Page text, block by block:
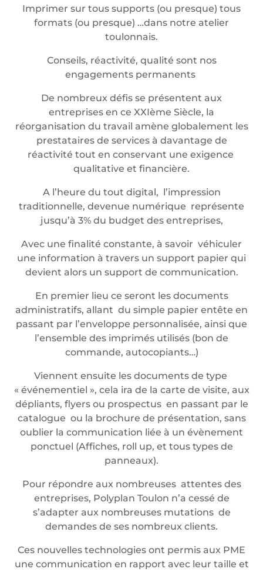
Imprimer sur tous supports (ou presque) tous
formats (ou presque) …dans notre atelier
toulonnais.
Conseils, réactivité, qualité sont nos
engagements permanents
De nombreux défis se présentent aux
entreprises en ce XXIème Siècle, la
réorganisation du travail amène globalement les
prestataires de services à davantage de
réactivité tout en conservant une exigence
qualitative et financière.
A l’heure du tout digital, l’impression
traditionnelle, devenue numérique représente
jusqu’à 3% du budget des entreprises,
Avec une finalité constante, à savoir véhiculer
une information à travers un support papier qui
devient alors un support de communication.
En premier lieu ce seront les documents
administratifs, allant du simple papier entête en
passant par l’enveloppe personnalisée, ainsi que
l’ensemble des imprimés utilisés (bon de
commande, autocopiants…)
Viennent ensuite les documents de type
« événementiel », cela ira de la carte de visite, aux
dépliants, flyers ou prospectus en passant par le
catalogue ou la brochure de présentation, sans
oublier la communication liée à un évènement
ponctuel (Affiches, roll up, et tous types de
panneaux).
Pour répondre aux nombreuses attentes des
entreprises, Polyplan Toulon n’a cessé de
s’adapter aux nombreuses mutations de
demandes de ses nombreux clients.
Ces nouvelles technologies ont permis aux PME
une communication en rapport avec leur taille et